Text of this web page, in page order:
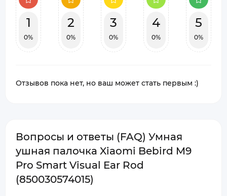
1
0%
2
0%
3
0%
4
0%
5
0%
Отзывов пока нет, но ваш может стать первым :)
Вопросы и ответы (FAQ) Умная
ушная палочка Xiaomi Bebird M9
Pro Smart Visual Ear Rod
(850030574015)